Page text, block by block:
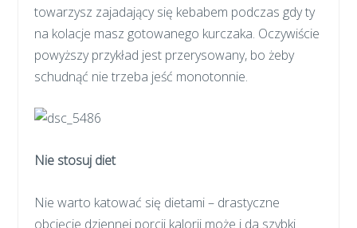
towarzysz zajadający się kebabem podczas gdy ty
na kolacje masz gotowanego kurczaka. Oczywiście
powyższy przykład jest przerysowany, bo żeby
schudnąć nie trzeba jeść monotonnie.
Nie stosuj diet
Nie warto katować się dietami – drastyczne
obcięcie dziennej porcji kalorii może i da szybki